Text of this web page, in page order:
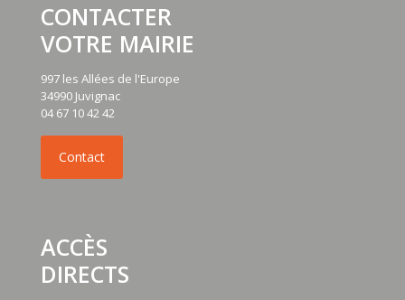
CONTACTER
VOTRE MAIRIE
997 les Allées de l'Europe
34990 Juvignac
04 67 10 42 42
ACCÈS
DIRECTS